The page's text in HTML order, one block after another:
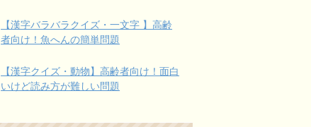
【漢字バラバラクイズ・一文字 】高齢
者向け！魚へんの簡単問題
【漢字クイズ・動物】高齢者向け！面白
いけど読み方が難しい問題